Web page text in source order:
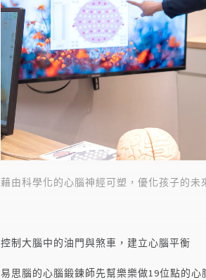
藉由科學化的心腦神經可塑，優化孩子的未
控制大腦中的油門與煞車，建立心腦平衡
易思腦的心腦鍛鍊師先幫樂樂做19位點的心